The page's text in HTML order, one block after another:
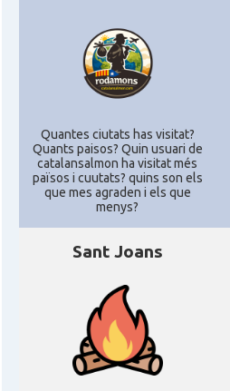
Quantes ciutats has visitat?
Quants paisos? Quin usuari de
catalansalmon ha visitat més
països i cuutats? quins son els
que mes agraden i els que
menys?
Sant Joans